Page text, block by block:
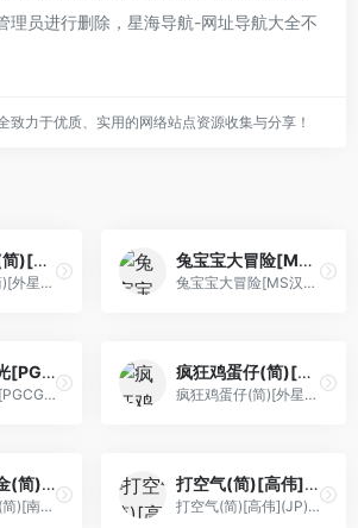
理员进行删除，星海导航-网址导航大全不
致力于优质、实用的网络站点资源收集与分享！
真田十勇士(简)[外星科技](JP)[RPG](4Mb)
真田十勇士(简)[外星科技](JP...
兔宝宝大冒险[MS汉化+腓特烈修正第三关循环问题](JP)[ACT](2Mb)
兔宝宝大冒险[MS汉化+腓特烈修正第三关循环问题](JP)[ACT](2Mb)
舞之刃 – 闪光[PGCG](简)(JP)(64.08Mb)
舞之刃 - 闪光[PGCG](简)(JP)(64.08Mb)
疯狂鸡蛋仔(简)[外星科技](CN)[ETC](3Mb)
疯狂鸡蛋仔(简)[外星科技](CN)[ETC](3Mb)
口袋宝石 – 金(简)[南晶科技](CN)[RPG](16Mb)
口袋宝石 - 金(简)[南晶科技](CN)[RPG](16Mb)
打空气(简)[高伟](JP)[PUZ](0.18Mb)
打空气(简)[高伟](JP)[PUZ](0.18Mb)